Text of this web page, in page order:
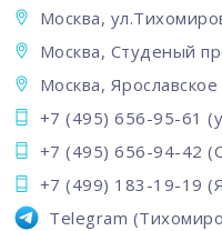
Москва,
Москва, Студеный
Москва,
+7 (495) 656-95-61
+7 (495) 656-94-42
+7 (499) 183-19-19
Telegram